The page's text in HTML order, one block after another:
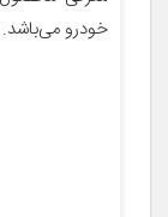
خودرو